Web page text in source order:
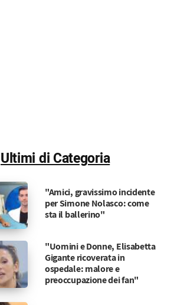
Ultimi di Categoria
"Amici, gravissimo incidente
per Simone Nolasco: come
sta il ballerino"
"Uomini e Donne, Elisabetta
Gigante ricoverata in
ospedale: malore e
preoccupazione dei fan"